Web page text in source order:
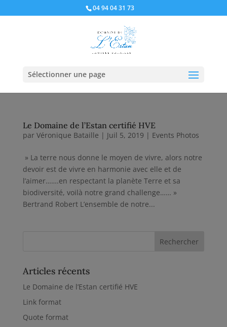
04 94 04 31 73
Sélectionner une page
Le Domaine de l’Estan certifié HVE
par Véronique Bataille | Juil 5, 2019 | Events Photos
» La terre nous donne le moyen de vivre, alors notre
devoir est de vivre en harmonie avec elle et de
l’aimer…….en respectant la planète Terre et sa
biodiversité, voilà notre grand challenge…… »
Bertrand Robert L’ensemble de notre...
Articles récents
Le Domaine de l’Estan certifié HVE
Link format
Quote format